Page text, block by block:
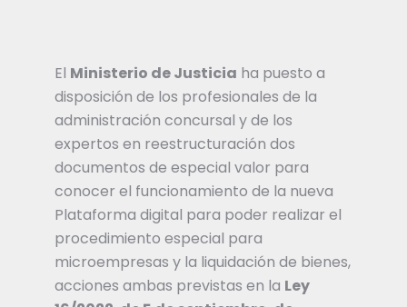
El Ministerio de Justicia ha puesto a
disposición de los profesionales de la
administración concursal y de los
expertos en reestructuración dos
documentos de especial valor para
conocer el funcionamiento de la nueva
Plataforma digital para poder realizar el
procedimiento especial para
microempresas y la liquidación de bienes,
acciones ambas previstas en la Ley